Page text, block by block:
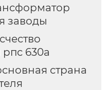
заводы
630а
страна